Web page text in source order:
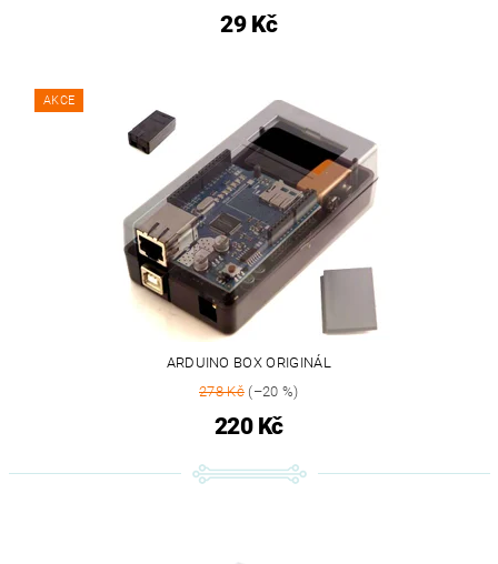
29 Kč
AKCE
ARDUINO BOX ORIGINÁL
278 Kč(–20 %)
220 Kč